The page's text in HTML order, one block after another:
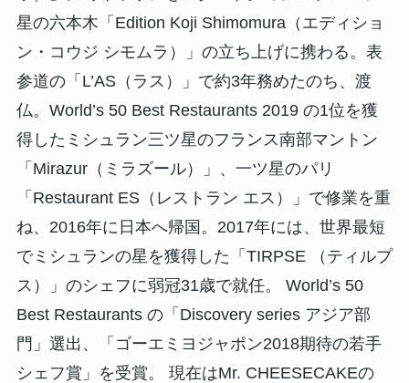
星の六本木「Edition Koji Shimomura（エディショ
ン・コウジ シモムラ）」の立ち上げに携わる。表
参道の「L’AS（ラス）」で約3年務めたのち、渡
仏。World’s 50 Best Restaurants 2019 の1位を獲
得したミシュラン三ツ星のフランス南部マントン
「Mirazur（ミラズール）」、一ツ星のパリ
「Restaurant ES（レストラン エス）」で修業を重
ね、2016年に日本へ帰国。2017年には、世界最短
でミシュランの星を獲得した「TIRPSE （ティルプ
ス）」のシェフに弱冠31歳で就任。 World’s 50
Best Restaurants の「Discovery series アジア部
門」選出、「ゴーエミヨジャポン2018期待の若手
シェフ賞」を受賞。 現在はMr. CHEESECAKEの